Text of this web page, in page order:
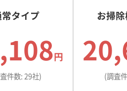
。
の「油と湿気が混ざった汚れ」
チに固まっていて、湿度の高い
す。だから、臭い始める時期
タイプ
円
件数: 29社)
お掃
(調査